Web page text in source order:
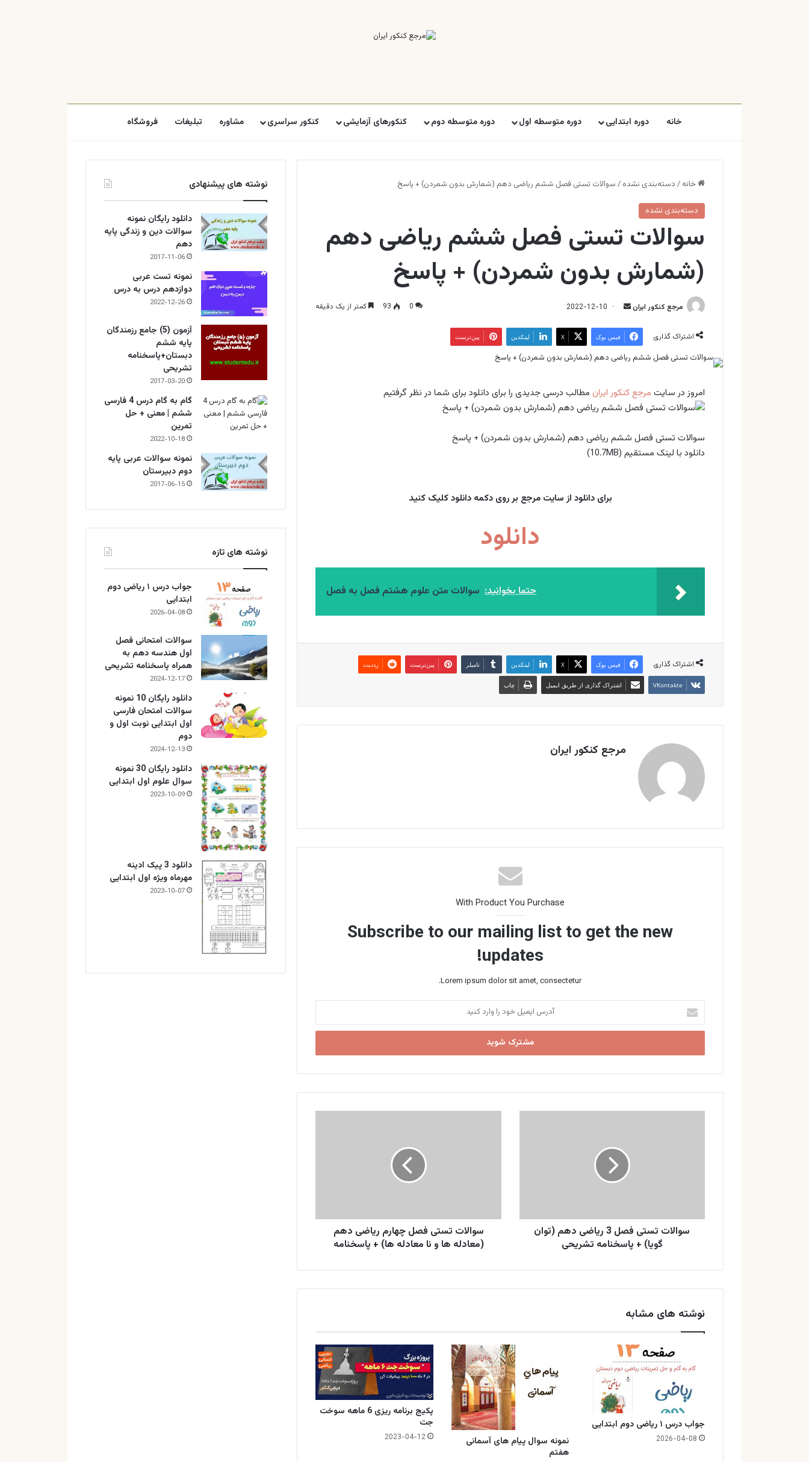
خانه دوره ابتدایی دوره متوسطه اول دوره متوسطه دوم کنکورهای آزمایشی کنکور سراسری مشاوره تبلیغات فروشگاه
خانه / دسته‌بندی نشده / سوالات تستی فصل ششم ریاضی دهم (شمارش بدون شمردن) + پاسخ
دسته‌بندی نشده
سوالات تستی فصل ششم ریاضی دهم
(شمارش بدون شمردن) + پاسخ
مرجع کنکور ایران
ارسال 2022-12-10
0
93 کمتر از یک دقیقه
اشتراک گذاری فیس بوک X لینکدین ‫پین‌ترست
امروز در سايت مرجع کنکور ایران مطالب درسی جدیدی را برای دانلود برای شما در نظر گرفتیم
سوالات تستی فصل ششم ریاضی دهم (شمارش بدون شمردن) + پاسخ
دانلود با لینک مستقیم (10.7MB)
برای دانلود از سایت مرجع بر روی دکمه دانلود کلیک کنید
دانلود
حتما بخوانید: سوالات متن علوم هشتم فصل به فصل
اشتراک گذاری فیس بوک X لینکدین ‫تامبلر ‫پین‌ترست ‫رددیت
‫VKontakte اشتراک گذاری از طریق ایمیل چاپ
مرجع کنکور ایران
With Product You Purchase
Subscribe to our mailing list to get the new
updates!
Lorem ipsum dolor sit amet, consectetur.
آدرس
ایمیل
خود
وارد
+
پاسخنامه
سوالات تستی فصل 3 ریاضی دهم (توان
گویا) + پاسخنامه تشریحی
و
معادله
+
سوالات تستی فصل چهارم ریاضی دهم
(معادله ها و نا معادله ها) + پاسخنامه
نوشته های مشابه
جواب درس ۱ ریاضی دوم ابتدایی
2026-04-08
نمونه سوال پیام های آسمانی
هفتم
پکیج برنامه ریزی 6 ماهه سوخت
جت
2023-04-12
نوشته های پیشنهادی
دانلود رایگان نمونه
سوالات دین و زندگی پایه
دهم
2017-11-06
نمونه تست عربی
دوازدهم درس به درس
2022-12-26
آزمون (5) جامع رزمندگان
پایه ششم
دبستان+پاسخنامه
تشریحی
2017-03-20
گام به گام درس 4 فارسی
ششم | معنی + حل
تمرین
2022-10-18
نمونه سوالات عربی پایه
دوم دبیرستان
2017-06-15
نوشته های تازه
جواب درس ۱ ریاضی دوم
ابتدایی
2026-04-08
سوالات امتحانی فصل
اول هندسه دهم به
همراه پاسخنامه تشریحی
2024-12-17
دانلود رایگان 10 نمونه
سوالات امتحان فارسی
اول ابتدایی نوبت اول و
دوم
2024-12-13
دانلود رایگان 30 نمونه
سوال علوم اول ابتدایی
2023-10-09
دانلود 3 پیک ادینه
مهرماه ویژه اول ابتدایی
2023-10-07